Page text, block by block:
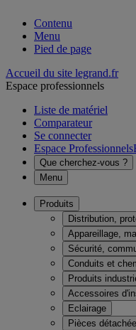
Contenu
Menu
Pied de page
Accueil du site legrand.fr
Espace professionnels
Liste de matériel
Comparateur
Se connecter
Espace Professionnels
Que cherchez-vous ?
Menu
Produits
Distribution,
Appareillage,
Sécurité,
Conduits et
Produits
Accessoires
Eclairage
Pièces